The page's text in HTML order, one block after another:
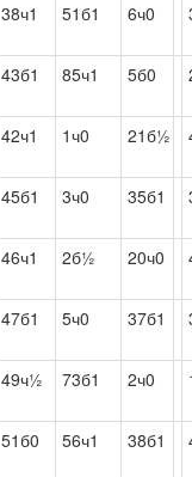
38ч1 51б1 6ч0
43б1 85ч1 5б0
42ч1 1ч0 21б½
45б1 3ч0 35б1
46ч1 2б½ 20ч0
47б1 5ч0 37б1
49ч½ 73б1 2ч0
51б0 56ч1 38б1